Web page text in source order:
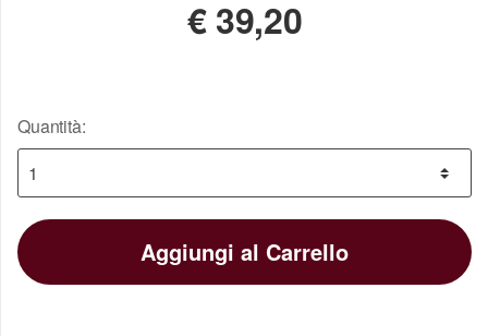
€39,20
Quantità:
Aggiungi al Carrello